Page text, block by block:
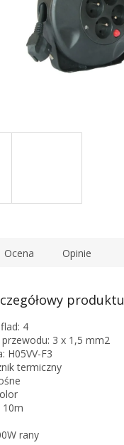
Ocena Opinie
produktu
4
3 x 1,5 mm2
H05VV-F3
termiczny
10m
rany